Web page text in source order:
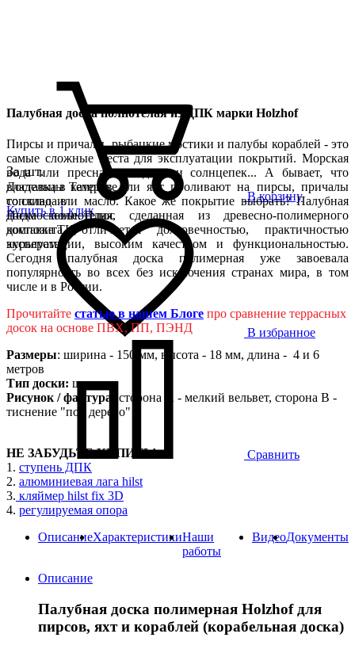
За шт.
Доставка в Темрюке
со склада в
Подмосковье. Плюс
доставка ТК,
курьером
В корзину
Купить в 1 клик
В избранное
Сравнить
Палубная доска полнотелая из ДПК марки Holzhof
Пирсы и причалы, рыбацкие мостики и палубы кораблей - это
самые сложные места для эксплуатации покрытий. Морская
вода или пресная, дождь или солнцепек... А бывает, что
владельцы катеров или яхт проливают на пирсы, причалы
топливо или масло. Какое же покрытие выбрать? Палубная
доска полнотелая, сделанная из древесно-полимерного
композита, отличается долговечностью, практичностью
эксплуатации, высоким качеством и функциональностью.
Сегодня палубная доска полимерная уже завоевала
популярность во всех без исключения странах мира, в том
числе и в России.
Прочитайте статью в нашем Блоге про сравнение террасных
досок на основе ПВХ, ПП, ПЭНД
Размеры: ширина - 150 мм, высота - 18 мм, длина - 4 и 6
метров
Тип доски: шовная
Рисунок / фактура:
сторона А - мелкий вельвет, сторона B -
тиснение "под дерево"
НЕ ЗАБУДЬТЕ КУПИТЬ!
1. ступень ДПК
2. алюминиевая лага hilst
3. кляймер hilst fix 3D
4. регулируемая опора
ОписаниеХарактеристикиНаши
работы
ВидеоДокументы
Описание
Палубная доска полимерная Holzhof для
пирсов, яхт и кораблей (корабельная доска)